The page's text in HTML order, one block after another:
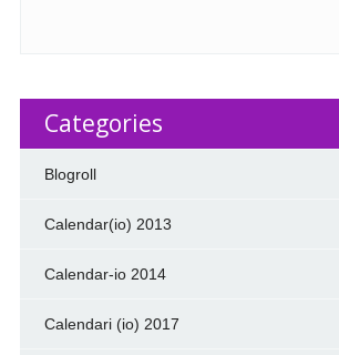
Categories
Blogroll
Calendar(io) 2013
Calendar-io 2014
Calendari (io) 2017